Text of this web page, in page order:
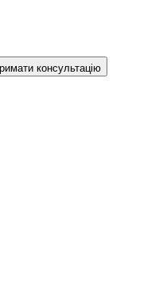
консультацію